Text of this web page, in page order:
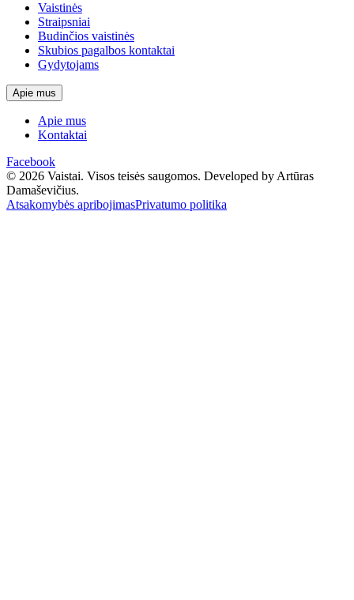
Vaistinės
Straipsniai
Budinčios vaistinės
Skubios pagalbos kontaktai
Gydytojams
Apie mus
Apie mus
Kontaktai
Facebook
© 2026 Vaistai. Visos teisės saugomos. Developed by Artūras
Damaševičius.
Atsakomybės apribojimasPrivatumo politika